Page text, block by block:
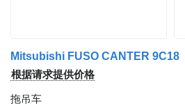
Mitsubishi FUSO CANTER 9C18
根据请求提供价格
拖吊车